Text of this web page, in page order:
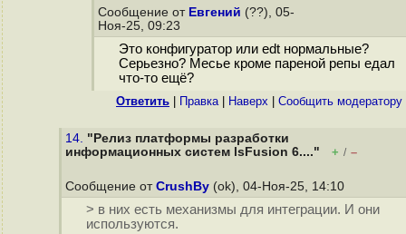
Сообщение от Евгений (??), 05-
Ноя-25, 09:23
Это конфигуратор или edt нормальные?
Серьезно? Месье кроме пареной репы едал
что-то ещё?
Ответить Правка| Наверх Cообщить модератору
14. "Релиз платформы разработки
информационных систем lsFusion 6...."
+ / –
Сообщение от CrushBy (ok), 04-Ноя-25, 14:10
> в них есть механизмы для интеграции. И они
используются.